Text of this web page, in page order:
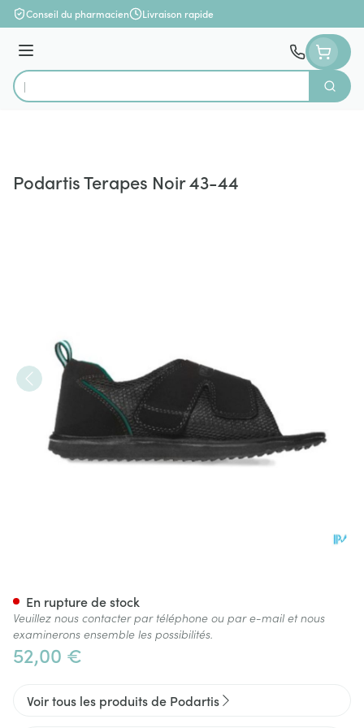
Aller au contenu
Conseil du pharmacien Livraison rapide
Menu
Rechercher
Podartis Terapes Noir 43-44
52,00 €
En rupture de stock
Veuillez nous contacter par téléphone ou par e-mail et nous
examinerons ensemble les possibilités.
Voir tous les produits de Podartis